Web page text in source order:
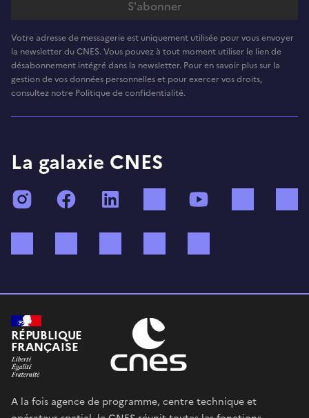
Votre adresse de messagerie est uniquement utilisée pour vous envoyer
la newsletter du CNES. Vous pouvez à tout moment utiliser le lien de
désabonnement intégré dans la newsletter. Pour en savoir plus sur la
gestion de vos données personnelles et pour exercer vos droits,
consultez notre Politique de confidentialité.
La galaxie CNES
InstagramFacebook TikTok
RÉPUBLIQUE
FRANÇAISE
A la fois agence de programme, centre technique et